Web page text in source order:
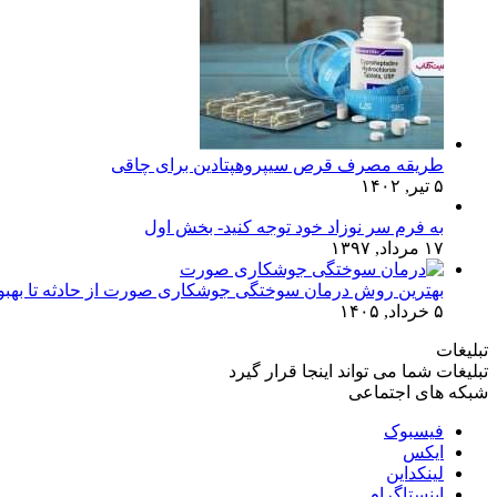
طریقه مصرف قرص سیپروهپتادین برای چاقی
۵ تیر, ۱۴۰۲
به فرم سر نوزاد خود توجه کنید- بخش اول
۱۷ مرداد, ۱۳۹۷
بهترین روش درمان سوختگی جوشکاری صورت از حادثه تا
۵ خرداد, ۱۴۰۵
تبلیغات
تبلیغات شما می تواند اینجا قرار گیرد
شبکه های اجتماعی
فیسبوک
ایکس
لینکداین